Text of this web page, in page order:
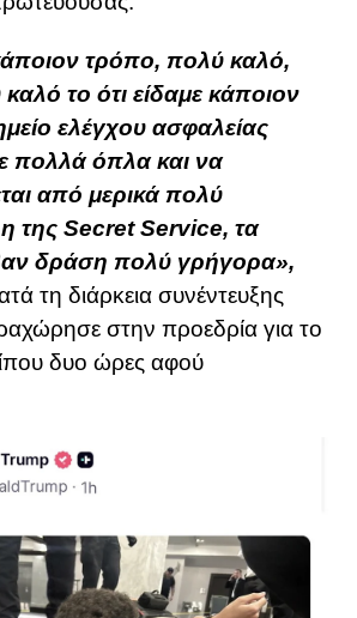
τρόπο, πολύ καλό,
το ότι είδαμε κάποιον
ελέγχου ασφαλείας
πολλά όπλα και να
από μερικά πολύ
της Secret Service, τα
δράση πολύ γρήγορα»,
τη διάρκεια συνέντευξης
στην προεδρία για το
δυο ώρες αφού